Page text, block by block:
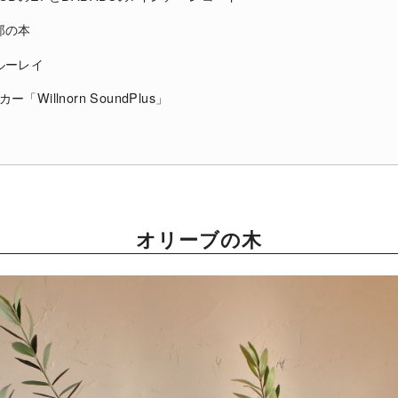
の本
ーレイ
ー「Willnorn SoundPlus」
オリーブの木